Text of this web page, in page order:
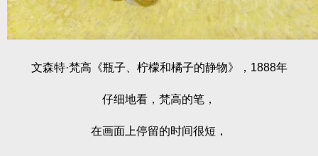
文森特·梵高《瓶子、柠檬和橘子的静物》，1888年
仔细地看，梵高的笔，
在画面上停留的时间很短，